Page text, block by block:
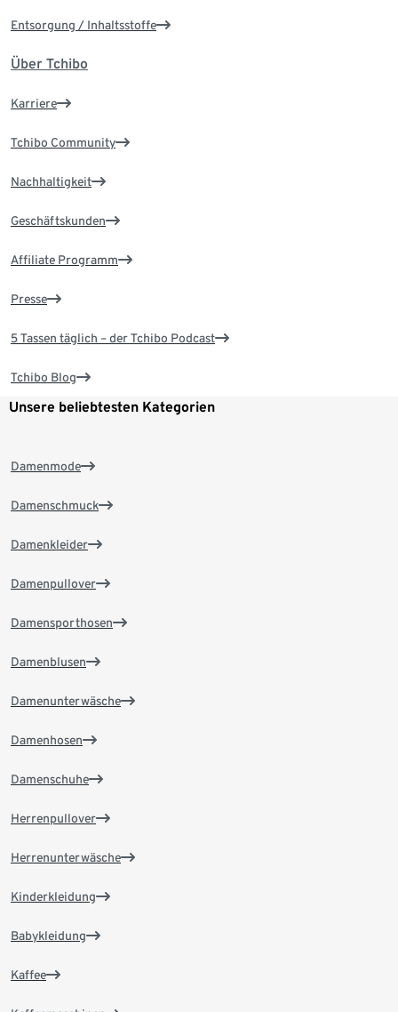
Entsorgung / Inhaltsstoffe
Über Tchibo
Karriere
Tchibo Community
Nachhaltigkeit
Geschäftskunden
Affiliate Programm
Presse
5 Tassen täglich – der Tchibo Podcast
Tchibo Blog
Unsere beliebtesten Kategorien
Damenmode
Damenschmuck
Damenkleider
Damenpullover
Damensporthosen
Damenblusen
Damenunterwäsche
Damenhosen
Damenschuhe
Herrenpullover
Herrenunterwäsche
Kinderkleidung
Babykleidung
Kaffee